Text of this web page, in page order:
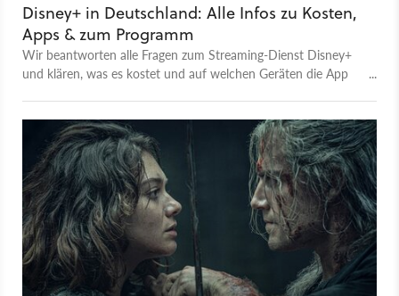
Disney+ in Deutschland: Alle Infos zu Kosten,
Apps & zum Programm
Wir beantworten alle Fragen zum Streaming-Dienst Disney+
und klären, was es kostet und auf welchen Geräten die App